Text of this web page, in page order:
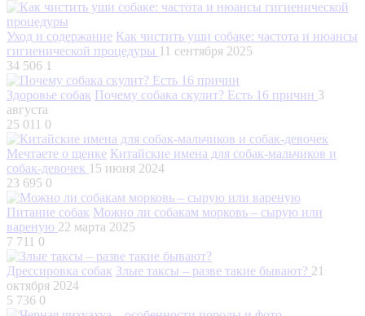
Уход и содержание Как чистить уши собаке: частота и нюансы
гигиенической процедуры 11 сентября 2025
34 506 1
Здоровье собак Почему собака скулит? Есть 16 причин 3
августа
25 011 0
Мечтаете о щенке Китайские имена для собак-мальчиков и
собак-девочек 15 июня 2024
23 695 0
Питание собак Можно ли собакам морковь – сырую или
вареную 22 марта 2025
7 711 0
Дрессировка собак Злые таксы – разве такие бывают? 21
октября 2024
5 736 0